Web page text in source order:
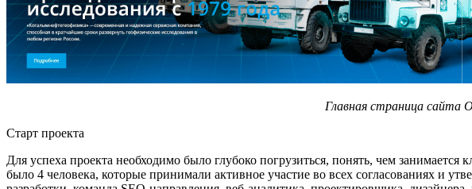
Главная страница сайта
Старт проекта
Для успеха проекта необходимо было глубоко погрузиться, понять, чем
было 4 человека, которые принимали активное участие во всех согласованиях и